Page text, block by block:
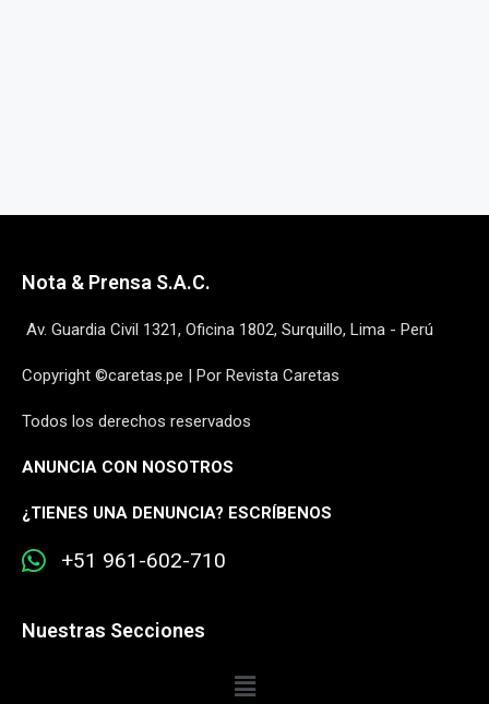
Nota & Prensa S.A.C.
Av. Guardia Civil 1321, Oficina 1802, Surquillo, Lima - Perú
Copyright ©caretas.pe | Por Revista Caretas
Todos los derechos reservados
ANUNCIA CON NOSOTROS
¿TIENES UNA DENUNCIA? ESCRÍBENOS
+51 961-602-710
Nuestras Secciones